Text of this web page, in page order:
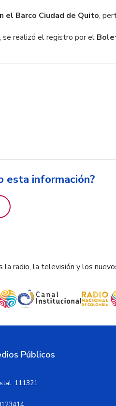
el Barco Ciudad de Quito,
se realizó el registro por el
esta información?
la radio, la televisión y los
Públicos
111321